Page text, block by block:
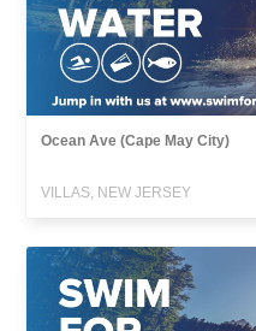
Ocean Ave (Cape May City)
VILLAS, NEW JERSEY